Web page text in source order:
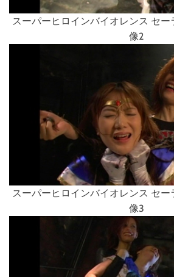
スーパーヒロインバイオレンス セ
像2
スーパーヒロインバイオレンス セ
像3